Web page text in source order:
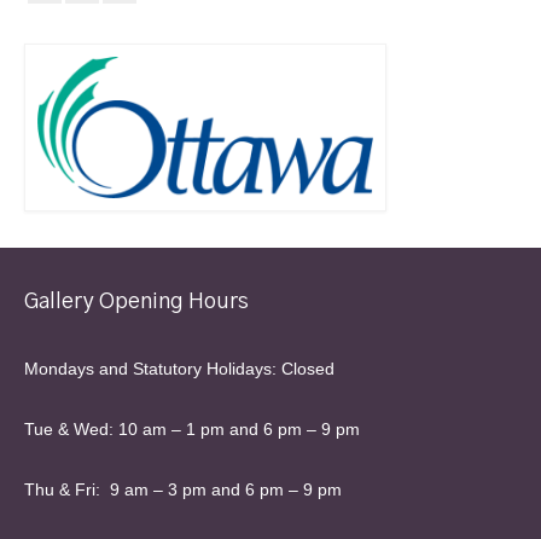
Gallery Opening Hours
Mondays and Statutory Holidays: Closed
Tue & Wed: 10 am – 1 pm and 6 pm – 9 pm
Thu & Fri: 9 am – 3 pm and 6 pm – 9 pm